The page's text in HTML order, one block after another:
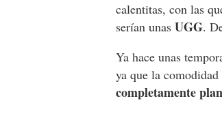
calentitas, con las
serían unasUGG.
Ya hace unas
ya que la
completamente